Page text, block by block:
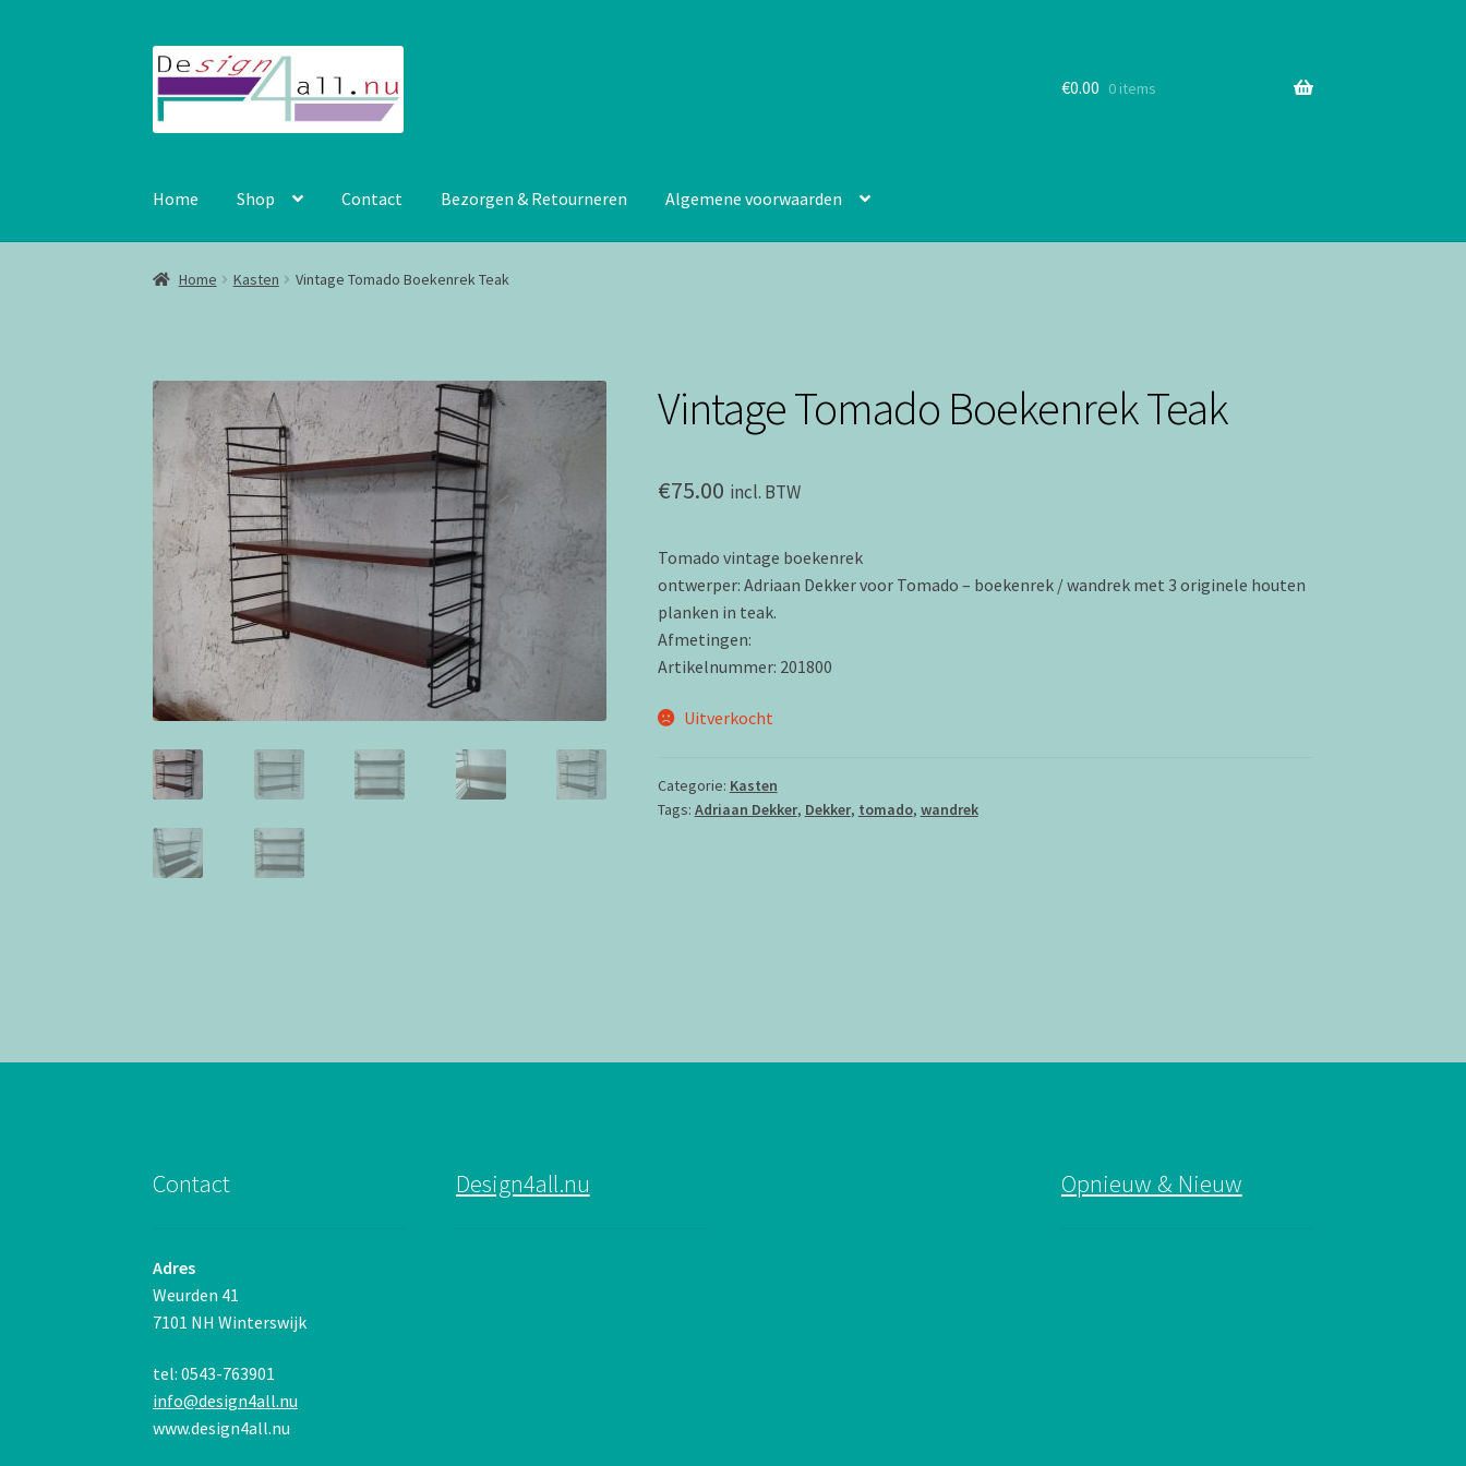
Ga
door
naar
navigatie
Ga
naar
de
inhoud
€0.00 0 items
Home Shop Contact Bezorgen & Retourneren Algemene voorwaarden
Home Kasten Vintage Tomado Boekenrek Teak
Vintage Tomado Boekenrek Teak
€75.00 incl. BTW
Tomado vintage boekenrek
ontwerper: Adriaan Dekker voor Tomado – boekenrek / wandrek met 3 originele houten
planken in teak.
Afmetingen:
Artikelnummer: 201800
Uitverkocht
Categorie: Kasten
Tags: Adriaan Dekker, Dekker, tomado, wandrek
Contact
Adres
Weurden 41
7101 NH Winterswijk
tel: 0543-763901
info@design4all.nu
www.design4all.nu
Design4all.nu Opnieuw & Nieuw